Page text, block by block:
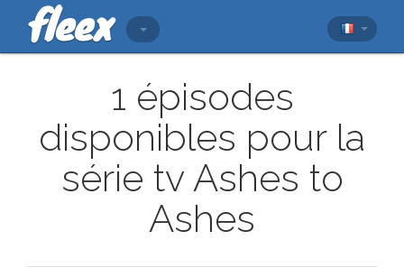
1 épisodes
disponibles pour la
série tv Ashes to
Ashes